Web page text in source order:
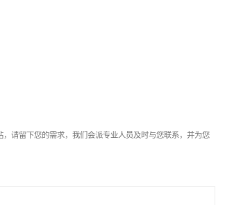
请留下您的需求，我们会派专业人员及时与您联系，并为您